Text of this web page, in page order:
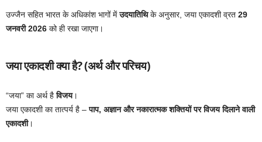
उज्जैन सहित भारत के अधिकांश भागों मेंउदयातिथिके अनुसार, जया एकादशी व्रत 29
जनवरी 2026 को ही रखा जाएगा।
जया एकादशी क्या है? (अर्थ और परिचय)
“जया” का अर्थ हैविजय।
जया एकादशी का तात्पर्य है –पाप, अज्ञान और नकारात्मक शक्तियों पर विजय दिलाने वाली
एकादशी।